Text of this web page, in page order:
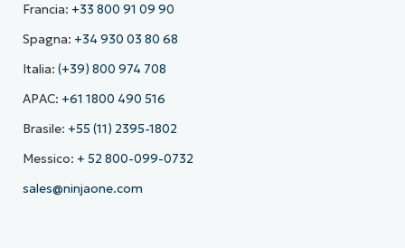
Francia: +33 800 91 09 90
Spagna: +34 930 03 80 68
Italia: (+39) 800 974 708
APAC: +61 1800 490 516
Brasile: +55 (11) 2395-1802
Messico: + 52 800-099-0732
sales@ninjaone.com